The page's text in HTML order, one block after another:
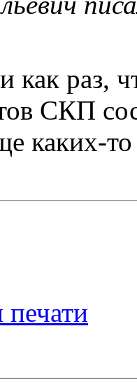
как раз,
СКП
каких-
печати